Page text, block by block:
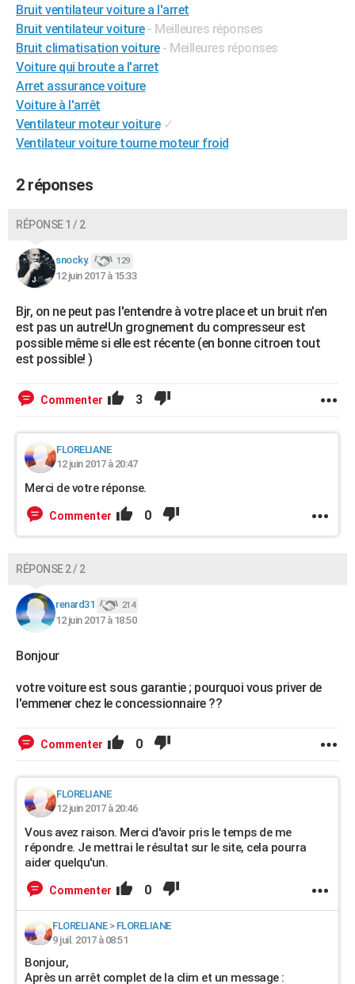
CARTE DE VOEUX
Carte de Noël
Carte Bonne année
Carte Saint-Valentin
Carte Pâques
Carte d'anniversaire
DICTIONNAIRE
Dictionnaire
Biographies
Citations
Expressions
Proverbes
PROGRAMME TV
COPAINS D'AVANT
FORUM
Bricolage
Lifestyle
Culture
Sport
Auto
Television
Voyage
Cinema
Bruit ventilateur voiture a l'arret
Bruit ventilateur voiture - Meilleures réponses
Bruit climatisation voiture - Meilleures réponses
Voiture qui broute a l'arret
Arret assurance voiture
Voiture à l'arrêt
Ventilateur moteur voiture ✓
Ventilateur voiture tourne moteur froid
2 réponses
RÉPONSE 1 / 2
snocky. 129
12 juin 2017 à 15:33
Bjr, on ne peut pas l'entendre à votre place et un bruit n'en
est pas un autre!Un grognement du compresseur est
possible même si elle est récente (en bonne citroen tout
est possible! )
Commenter 3
FLORELIANE
12 juin 2017 à 20:47
Merci de votre réponse.
Commenter 0
RÉPONSE 2 / 2
renard31 214
12 juin 2017 à 18:50
Bonjour
votre voiture est sous garantie ; pourquoi vous priver de
l'emmener chez le concessionnaire ??
Commenter 0
FLORELIANE
12 juin 2017 à 20:46
Vous avez raison. Merci d'avoir pris le temps de me
répondre. Je mettrai le résultat sur le site, cela pourra
aider quelqu'un.
Commenter 0
FLORELIANE> FLORELIANE
9 juil. 2017 à 08:51
Bonjour,
Après un arrêt complet de la clim et un message :